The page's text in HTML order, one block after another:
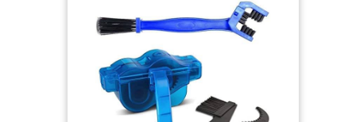
Sac à Outils Pratique : l'inclusion judicieuse d'un
sac de transport pratique ajoute à la commodité
générale, facilitant le transport et l'organisation
des outils. Qualité Décente : le kit d'outils de
réparation de guitare LEKATO a une construction
robuste de chaque pièce qui vous donne
confiance dans leur longévité, ce qui fait de ce kit
un investissement solide pour tout guitariste. Ce
Que Vous Obtenez? 1 gomme nettoyante pour
cordes, 5 médiators, 12 broches de chevalet, 2